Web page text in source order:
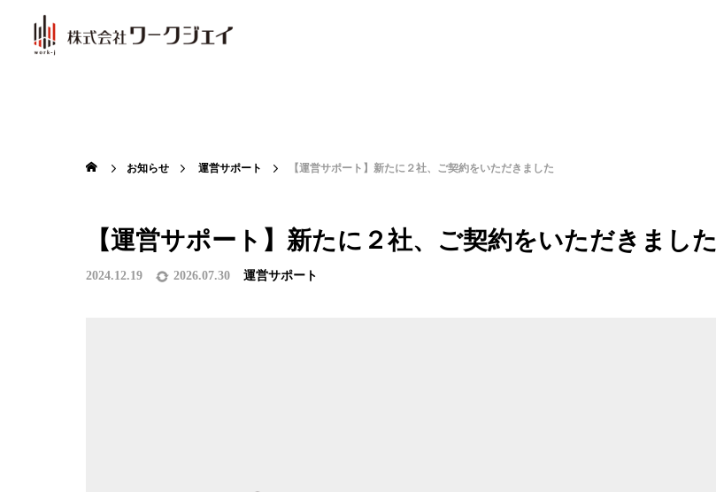
お知らせ 運営サポート 【運営サポート】新たに２社、ご契約をいただきました
【運営サポート】新たに２社、ご契約をいただきました
2024.12.19 2026.07.30 運営サポート